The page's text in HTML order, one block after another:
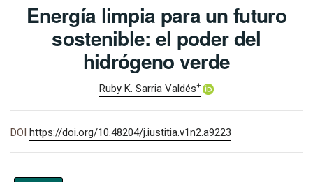
Energía limpia para un futuro
sostenible: el poder del
hidrógeno verde
Ruby K. Sarria Valdés+
DOI https://doi.org/10.48204/j.iustitia.v1n2.a9223